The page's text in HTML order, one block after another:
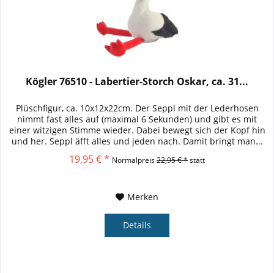
Kögler 76510 - Labertier-Storch Oskar, ca. 31...
Plüschfigur, ca. 10x12x22cm. Der Seppl mit der Lederhosen
nimmt fast alles auf (maximal 6 Sekunden) und gibt es mit
einer witzigen Stimme wieder. Dabei bewegt sich der Kopf hin
und her. Seppl äfft alles und jeden nach. Damit bringt man...
19,95 € * Normalpreis22,95 € *statt
Merken
Details